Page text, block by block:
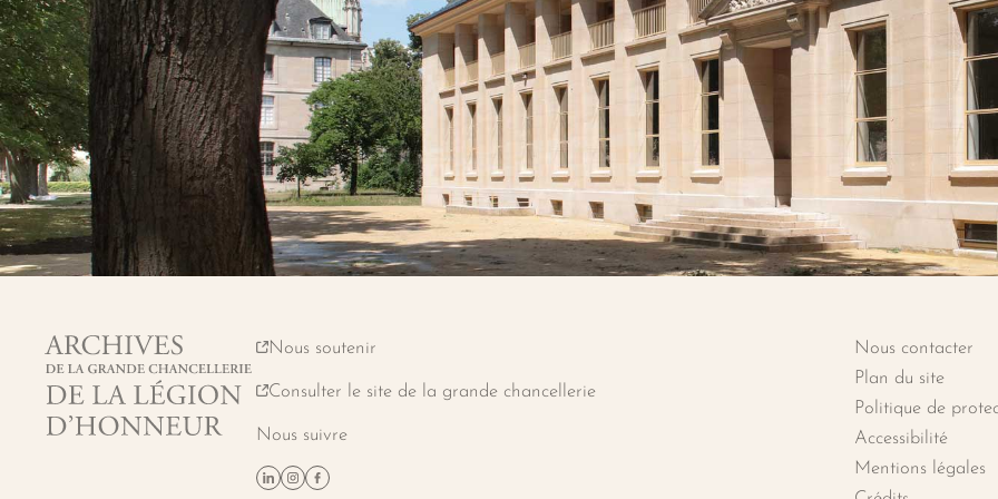
Archives de la grande chancellerie de la Légion d'honneur
Nous soutenir
Consulter le site de la grande chancellerie
Nous suivre
Suivez-nous sur Linkedin
Suivez-nous sur Instagram
Suivez-nous sur Facebook
Nous contacter
Plan du site
Politique de
Accessibilité
Mentions légales